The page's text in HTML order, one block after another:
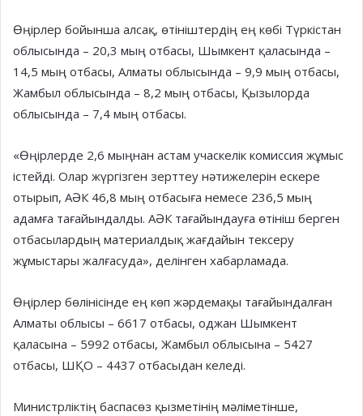
Өңірлер бойынша алсақ, өтініштердің ең көбі Түркістан
облысында – 20,3 мың отбасы, Шымкент қаласында –
14,5 мың отбасы, Алматы облысында – 9,9 мың отбасы,
Жамбыл облысында – 8,2 мың отбасы, Қызылорда
облысында – 7,4 мың отбасы.
«Өңірлерде 2,6 мыңнан астам учаскелік комиссия жұмыс
істейді. Олар жүргізген зерттеу нәтижелерін ескере
отырып, АӘК 46,8 мың отбасыға немесе 236,5 мың
адамға тағайындалды. АӘК тағайындауға өтініш берген
отбасылардың материалдық жағдайын тексеру
жұмыстары жалғасуда», делінген хабарламада.
Өңірлер бөлінісінде ең көп жәрдемақы тағайындалған
Алматы облысы – 6617 отбасы, оджан Шымкент
қаласына – 5992 отбасы, Жамбыл облысына – 5427
отбасы, ШҚО – 4437 отбасыдан келеді.
Министрліктің баспасөз қызметінің мәліметінше,